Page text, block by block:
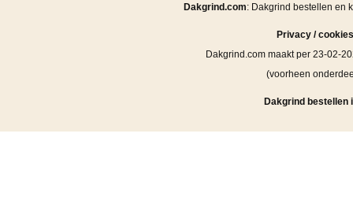
Dakgrind.com: Dakgrind bestellen en
Privacy / cookies
Dakgrind.com maakt per 23-02-
(voorheen
Dakgrind bestellen